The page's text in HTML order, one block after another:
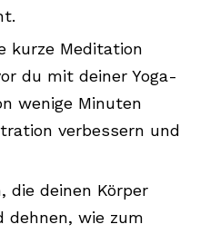
kurze Meditation
du mit deiner Yoga-
wenige Minuten
verbessern und
die deinen Körper
dehnen, wie zum